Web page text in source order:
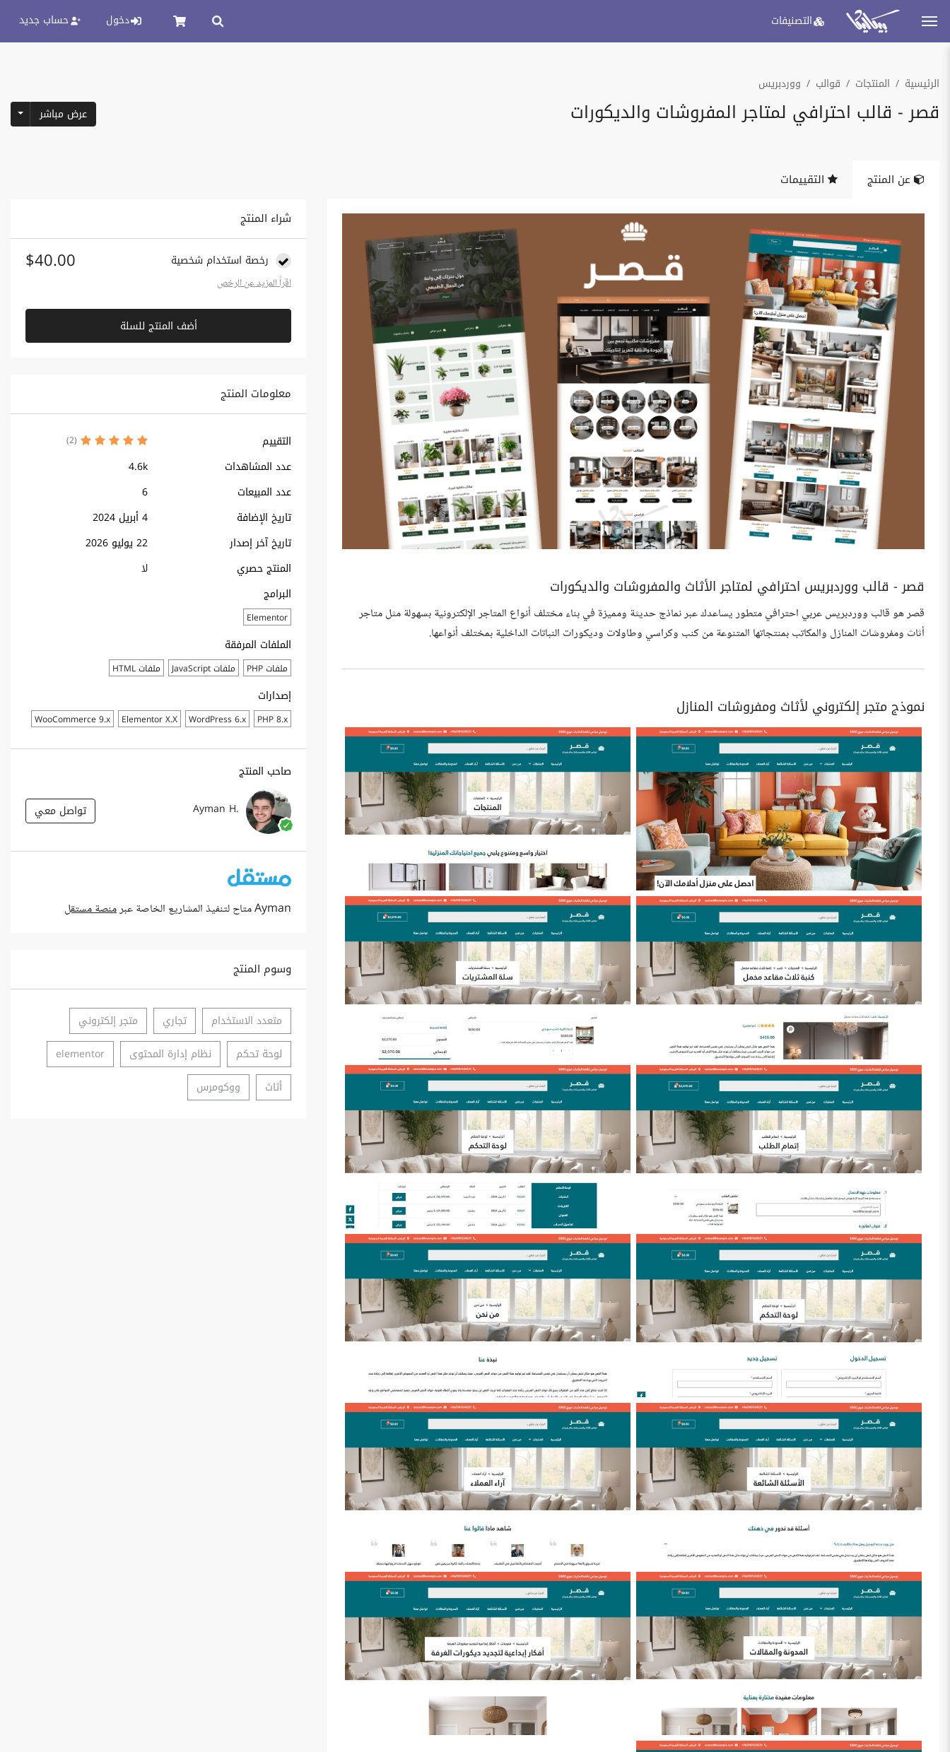
التصنيفات دخول حساب جديد
الرئيسية المنتجات قوالب ووردبريس
قصر - قالب احترافي لمتاجر المفروشات والديكورات عرض مباشر
عن المنتج التقييمات
قصر - قالب ووردبريس احترافي لمتاجر الأثاث والمفروشات والديكورات
قصر هو قالب ووردبريس عربي احترافي متطور يساعدك عبر نماذج حديثة ومميزة في بناء مختلف أنواع المتاجر الإلكترونية بسهولة مثل متاجر
أثاث ومفروشات المنازل والمكاتب بمنتجاتها المتنوعة من كنب وكراسي وطاولات وديكورات النباتات الداخلية بمختلف أنواعها.
نموذج متجر إلكتروني لأثاث ومفروشات المنازل
شراء المنتج
رخصة استخدام شخصية $40.00
اقراً المزيد عن الرخص
أضف المنتج للسلة
معلومات المنتج
التقييم (2)
عدد المشاهدات
4.6k
عدد المبيعات
6
تاريخ الإضافة
4 أبريل 2024
تاريخ آخر إصدار
22 يوليو 2026
المنتج حصري
لا
البرامج
Elementor
الملفات المرفقة
ملفات PHP ملفات JavaScript ملفات HTML
إصدارات
PHP 8.x
WordPress 6.x
Elementor X.X
WooCommerce 9.x
صاحب المنتج
Ayman H.
تواصل معي
Ayman متاح لتنفيذ المشاريع الخاصة عبر منصة مستقل
وسوم المنتج
متعدد الاستخدام تجاري
متجر إلكتروني
لوحة تحكم
نظام إدارة المحتوى
elementor
أثاث
ووكومرس